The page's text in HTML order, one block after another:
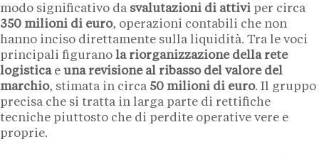
modo significativo da svalutazioni di attivi per circa
350 milioni di euro, operazioni contabili che non
hanno inciso direttamente sulla liquidità. Tra le voci
principali figurano la riorganizzazione della rete
logisticae una revisione al ribasso del valore del
marchio, stimata in circa 50 milioni di euro. Il gruppo
precisa che si tratta in larga parte di rettifiche
tecniche piuttosto che di perdite operative vere e
proprie.